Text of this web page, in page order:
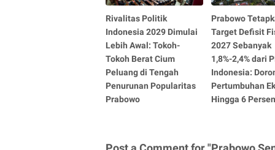
Rivalitas Politik
Indonesia 2029 Dimulai
Lebih Awal: Tokoh-
Tokoh Berat Cium
Peluang di Tengah
Penurunan Popularitas
Prabowo
Prabowo
Target Defisit
2027 Sebanyak
1,8%-2,4% dari
Indonesia:
Pertumbuhan
Hingga 6